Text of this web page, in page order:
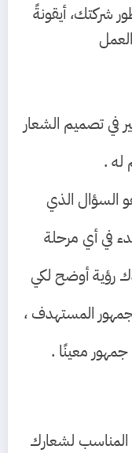
شركتك، أيقونةً
في تصميم الشعار
له .
السؤال الذي
في أي مرحلة
رؤية أوضح لكي
المستهدف ،
معينًا .
لشعارك